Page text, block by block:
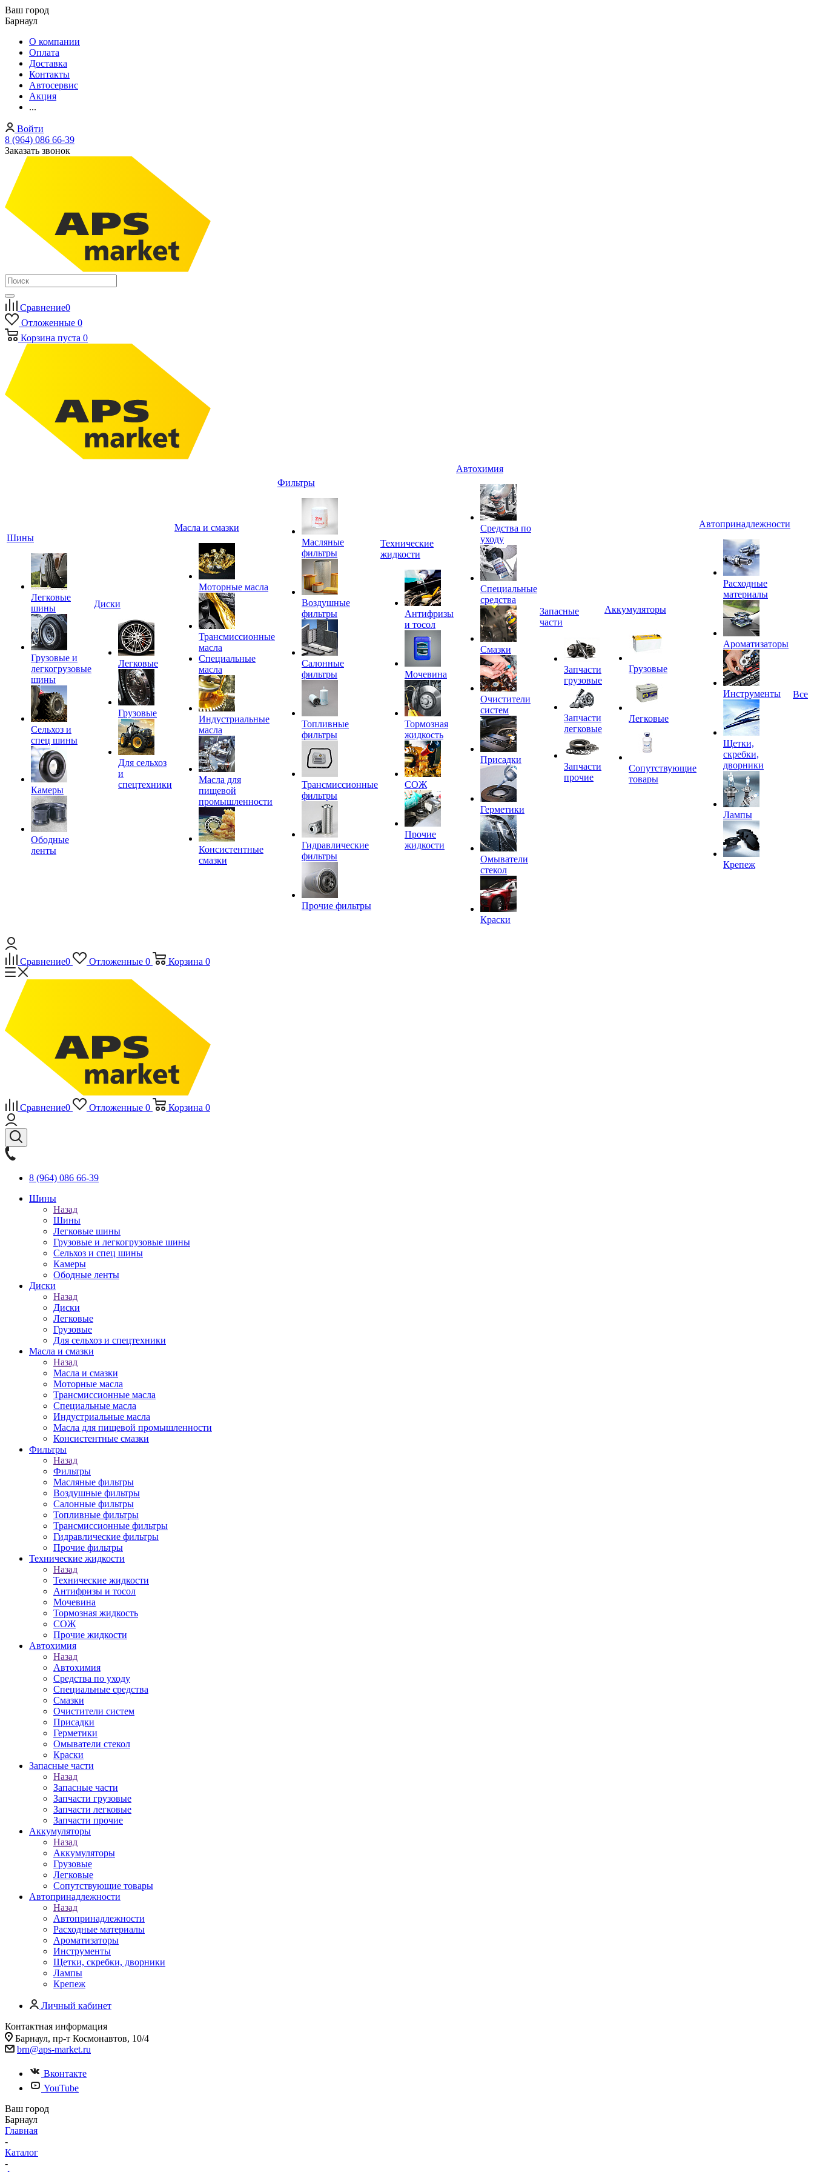
Ваш город
Барнаул
О компании
Оплата
Доставка
Контакты
Автосервис
Акция
...
Войти
8 (964) 086 66-39
Заказать звонок
Сравнение0
Отложенные 0
Корзина пуста 0
Шины
Легковые
шины
Грузовые и
легкогрузовые
шины
Сельхоз и
спец шины
Камеры
Ободные
ленты
Диски
Легковые
Грузовые
Для сельхоз
и
спецтехники
Масла и смазки
Моторные масла
Трансмиссионные
масла
Специальные
масла
Индустриальные
масла
Масла для
пищевой
промышленности
Консистентные
смазки
Фильтры
Масляные
фильтры
Воздушные
фильтры
Салонные
фильтры
Топливные
фильтры
Трансмиссионные
фильтры
Гидравлические
фильтры
Прочие фильтры
Технические
жидкости
Антифризы
и тосол
Мочевина
Тормозная
жидкость
СОЖ
Прочие
жидкости
Автохимия
Средства по
уходу
Специальные
средства
Смазки
Очистители
систем
Присадки
Герметики
Омыватели
стекол
Краски
Запасные
части
Запчасти
грузовые
Запчасти
легковые
Запчасти
прочие
Аккумуляторы
Грузовые
Легковые
Сопутствующие
товары
Автопринадлежности
Расходные
материалы
Ароматизаторы
Инструменты
Щетки,
скребки,
дворники
Лампы
Крепеж
Все
Сравнение0 Отложенные 0 Корзина 0
Сравнение0 Отложенные 0 Корзина 0
8 (964) 086 66-39
Шины
Назад
Шины
Легковые шины
Грузовые и легкогрузовые шины
Сельхоз и спец шины
Камеры
Ободные ленты
Диски
Назад
Диски
Легковые
Грузовые
Для сельхоз и спецтехники
Масла и смазки
Назад
Масла и смазки
Моторные масла
Трансмиссионные масла
Специальные масла
Индустриальные масла
Масла для пищевой промышленности
Консистентные смазки
Фильтры
Назад
Фильтры
Масляные фильтры
Воздушные фильтры
Салонные фильтры
Топливные фильтры
Трансмиссионные фильтры
Гидравлические фильтры
Прочие фильтры
Технические жидкости
Назад
Технические жидкости
Антифризы и тосол
Мочевина
Тормозная жидкость
СОЖ
Прочие жидкости
Автохимия
Назад
Автохимия
Средства по уходу
Специальные средства
Смазки
Очистители систем
Присадки
Герметики
Омыватели стекол
Краски
Запасные части
Назад
Запасные части
Запчасти грузовые
Запчасти легковые
Запчасти прочие
Аккумуляторы
Назад
Аккумуляторы
Грузовые
Легковые
Сопутствующие товары
Автопринадлежности
Назад
Автопринадлежности
Расходные материалы
Ароматизаторы
Инструменты
Щетки, скребки, дворники
Лампы
Крепеж
Личный кабинет
Контактная информация
Барнаул, пр-т Космонавтов, 10/4
brn@aps-market.ru
Вконтакте
YouTube
Ваш город
Барнаул
Главная
-
Каталог
-